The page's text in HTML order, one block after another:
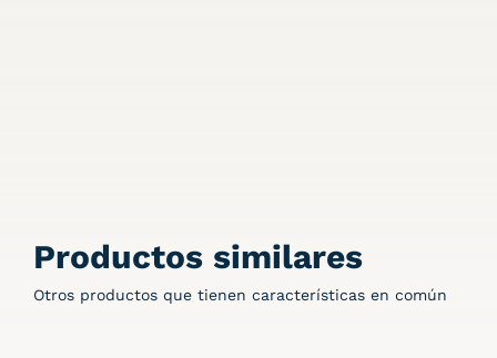
Productos similares
Otros productos que tienen características en común